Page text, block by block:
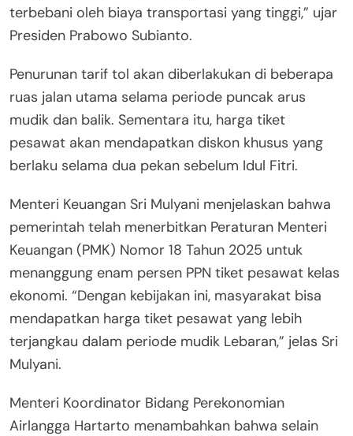
terbebani oleh biaya transportasi yang tinggi,” ujar
Presiden Prabowo Subianto.
Penurunan tarif tol akan diberlakukan di beberapa
ruas jalan utama selama periode puncak arus
mudik dan balik. Sementara itu, harga tiket
pesawat akan mendapatkan diskon khusus yang
berlaku selama dua pekan sebelum Idul Fitri.
Menteri Keuangan Sri Mulyani menjelaskan bahwa
pemerintah telah menerbitkan Peraturan Menteri
Keuangan (PMK) Nomor 18 Tahun 2025 untuk
menanggung enam persen PPN tiket pesawat kelas
ekonomi. “Dengan kebijakan ini, masyarakat bisa
mendapatkan harga tiket pesawat yang lebih
terjangkau dalam periode mudik Lebaran,” jelas Sri
Mulyani.
Menteri Koordinator Bidang Perekonomian
Airlangga Hartarto menambahkan bahwa selain